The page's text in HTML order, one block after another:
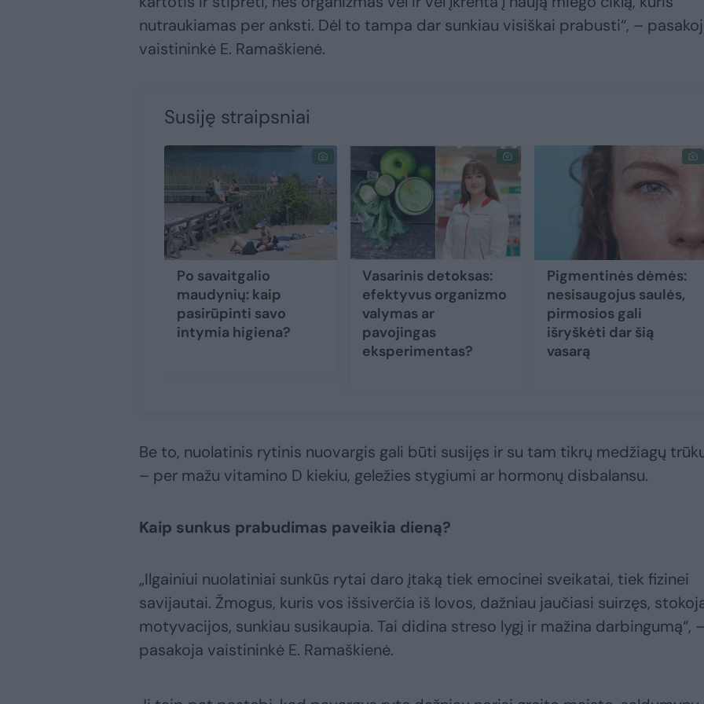
nutraukiamas per anksti. Dėl to tampa dar sunkiau visiškai prabusti“, –
vaistininkė E. Ramaškienė.
Susiję straipsniai
Po savaitgalio
maudynių: kaip
pasirūpinti savo
intymia higiena?
Vasarinis detoksas:
efektyvus organizmo
valymas ar
pavojingas
eksperimentas?
Pigmentinės dėmės:
nesisaugojus saulės,
pirmosios gali
išryškėti dar šią
vasarą
Be to, nuolatinis rytinis nuovargis gali būti susijęs ir su tam tikrų medžiagų
– per mažu vitamino D kiekiu, geležies stygiumi ar hormonų disbalansu.
Kaip sunkus prabudimas paveikia dieną?
„Ilgainiui nuolatiniai sunkūs rytai daro įtaką tiek emocinei sveikatai, tiek fizinei
savijautai. Žmogus, kuris vos išsiverčia iš lovos, dažniau jaučiasi suirzęs,
motyvacijos, sunkiau susikaupia. Tai didina streso lygį ir mažina darbingumą“,
pasakoja vaistininkė E. Ramaškienė.